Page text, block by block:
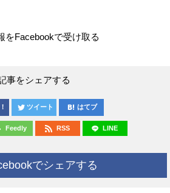
をFacebookで受け取る
事をシェアする
ツイート はてブ
Feedly RSS LINE
でシェアする